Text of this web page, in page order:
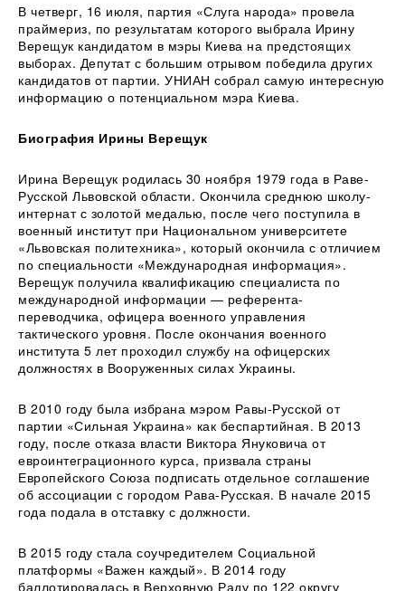
В четверг, 16 июля, партия «Слуга народа» провела
праймериз, по результатам которого выбрала Ирину
Верещук кандидатом в мэры Киева на предстоящих
выборах. Депутат с большим отрывом победила других
кандидатов от партии. УНИАН собрал самую интересную
информацию о потенциальном мэра Киева.
Биография Ирины Верещук
Ирина Верещук родилась 30 ноября 1979 года в Раве-
Русской Львовской области. Окончила среднюю школу-
интернат с золотой медалью, после чего поступила в
военный институт при Национальном университете
«Львовская политехника», который окончила с отличием
по специальности «Международная информация».
Верещук получила квалификацию специалиста по
международной информации — референта-
переводчика, офицера военного управления
тактического уровня. После окончания военного
института 5 лет проходил службу на офицерских
должностях в Вооруженных силах Украины.
В 2010 году была избрана мэром Равы-Русской от
партии «Сильная Украина» как беспартийная. В 2013
году, после отказа власти Виктора Януковича от
евроинтеграционного курса, призвала страны
Европейского Союза подписать отдельное соглашение
об ассоциации с городом Рава-Русская. В начале 2015
года подала в отставку с должности.
В 2015 году стала соучредителем Социальной
платформы «Важен каждый». В 2014 году
баллотировалась в Верховную Раду по 122 округу